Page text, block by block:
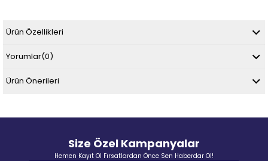
Ürün Özellikleri
Yorumlar(0)
Ürün Önerileri
Size Özel Kampanyalar
Hemen Kayıt Ol Fırsatlardan Önce Sen Haberdar Ol!